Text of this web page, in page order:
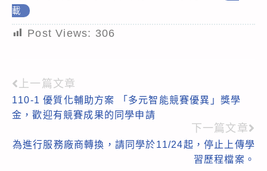
載
Post Views: 306
Read
more
上一篇文章
110-1 優質化輔助方案 「多元智能競賽優異」獎學
金，歡迎有競賽成果的同學申請
下一篇文章
為進行服務廠商轉換，請同學於11/24起，停止上傳學
習歷程檔案。